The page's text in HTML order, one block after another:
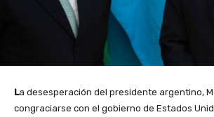
La desesperación del presidente argentino,
congraciarse con el gobierno de Estados